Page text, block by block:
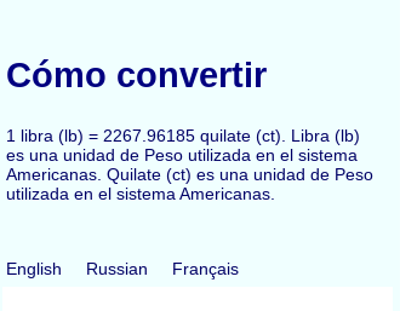
Cómo convertir
1 libra (lb) = 2267.96185 quilate (ct). Libra (lb)
es una unidad de Peso utilizada en el sistema
Americanas. Quilate (ct) es una unidad de Peso
utilizada en el sistema Americanas.
English Russian Français